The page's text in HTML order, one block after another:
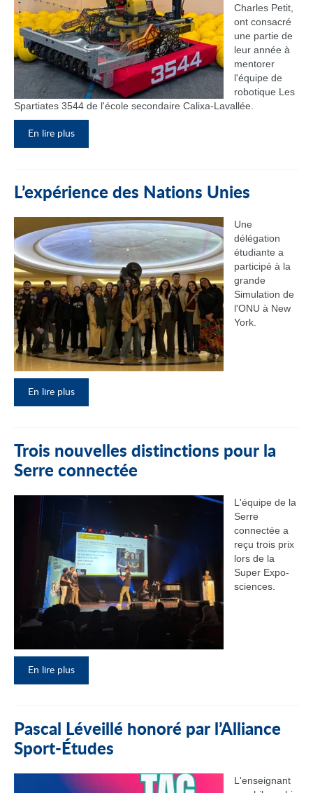
Charles Petit,
ont consacré
une partie de
leur année à
mentorer
l'équipe de
robotique Les
Spartiates 3544 de l'école secondaire Calixa-Lavallée.
En lire plus
L’expérience des Nations Unies
Une
délégation
étudiante a
participé à la
grande
Simulation de
l'ONU à New
York.
En lire plus
Trois nouvelles distinctions pour la
Serre connectée
L'équipe de la
Serre
connectée a
reçu trois prix
lors de la
Super Expo-
sciences.
En lire plus
Pascal Léveillé honoré par l’Alliance
Sport-Études
L'enseignant